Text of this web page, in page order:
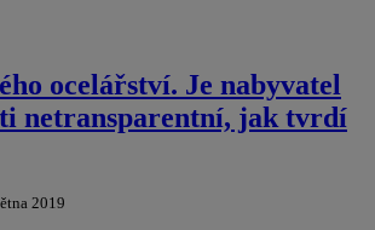
ocelářství. Je nabyvatel
netransparentní, jak tvrdí
2019